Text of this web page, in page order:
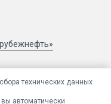
технических данных
автоматически